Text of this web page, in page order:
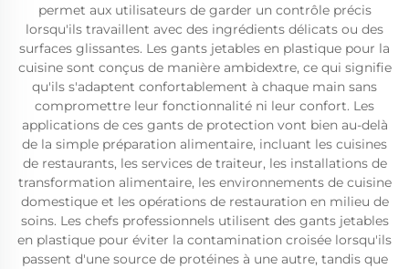
permet aux utilisateurs de garder un contrôle précis
lorsqu'ils travaillent avec des ingrédients délicats ou des
surfaces glissantes. Les gants jetables en plastique pour la
cuisine sont conçus de manière ambidextre, ce qui signifie
qu'ils s'adaptent confortablement à chaque main sans
compromettre leur fonctionnalité ni leur confort. Les
applications de ces gants de protection vont bien au-delà
de la simple préparation alimentaire, incluant les cuisines
de restaurants, les services de traiteur, les installations de
transformation alimentaire, les environnements de cuisine
domestique et les opérations de restauration en milieu de
soins. Les chefs professionnels utilisent des gants jetables
en plastique pour éviter la contamination croisée lorsqu'ils
passent d'une source de protéines à une autre, tandis que